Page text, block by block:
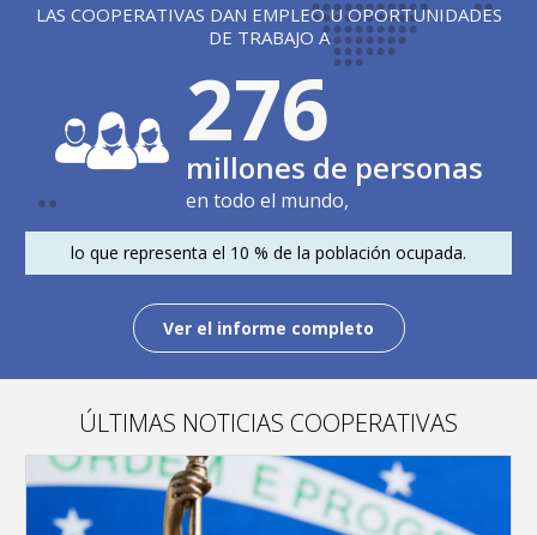
LAS COOPERATIVAS DAN EMPLEO U OPORTUNIDADES
DE TRABAJO A
279
millones de personas
en todo el mundo,
lo que representa el 10 % de la población ocupada.
Ver el informe completo
ÚLTIMAS NOTICIAS COOPERATIVAS